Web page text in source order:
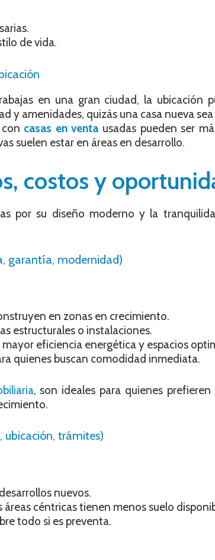
de vida.
en una gran ciudad, la ubicación
y amenidades, quizás una casa nueva
casas en venta usadas pueden ser
suelen estar en áreas en desarrollo.
costos y
por su diseño moderno y la
garantía, modernidad)
en zonas en crecimiento.
estructurales o instalaciones.
eficiencia energética y espacios
quienes buscan comodidad inmediata.
, son ideales para quienes
ubicación, trámites)
nuevos.
áreas céntricas tienen menos suelo
todo si es preventa.